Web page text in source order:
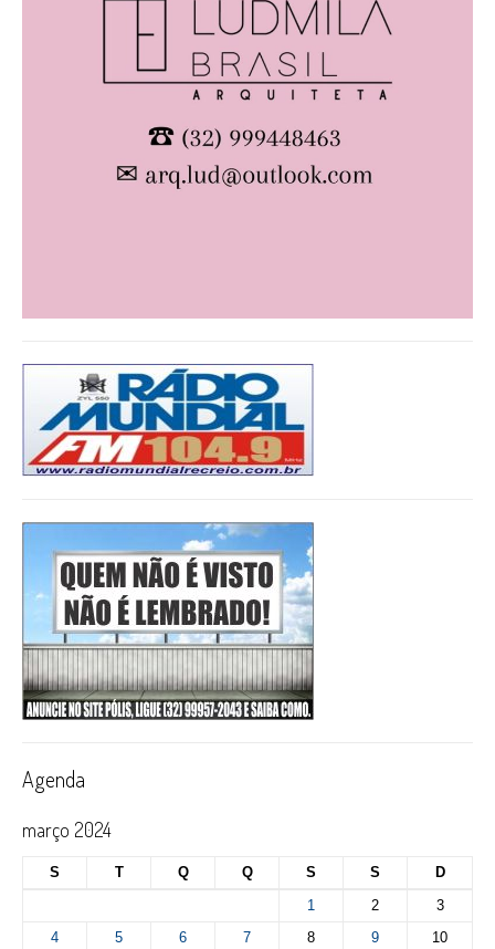
Agenda
março 2024
S T Q Q S S
D
1
2
3
4
5 6 7 8 9
10